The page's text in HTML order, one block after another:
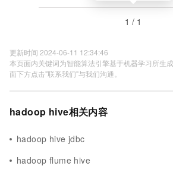
1 / 1
更新时间 2024-06-11 12:34:46
本页面内关键词为智能算法引擎基于机器学习所生
面下方点击"联系我们"与我们沟通。
hadoop hive相关内容
hadoop hive jdbc
hadoop flume hive